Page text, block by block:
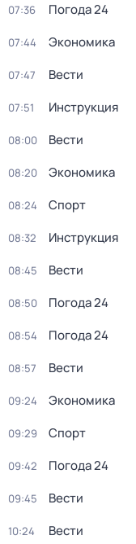
07:36 Погода 24
07:44 Экономика
07:47 Вести
07:51 Инструкция
08:00 Вести
08:20 Экономика
08:24 Спорт
08:32 Инструкция
08:45 Вести
08:50 Погода 24
08:54 Погода 24
08:57 Вести
09:24 Экономика
09:29 Спорт
09:42 Погода 24
09:45 Вести
10:24 Вести